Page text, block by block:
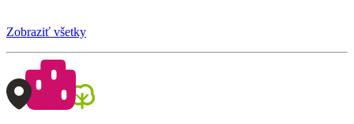
Zobraziť všetky